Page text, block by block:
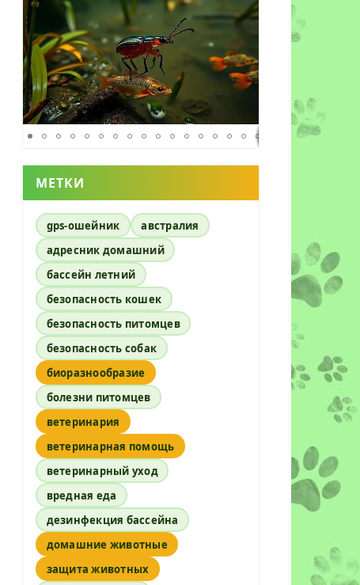
МЕТКИ
gps-ошейник
австралия
адресник домашний
бассейн летний
безопасность кошек
безопасность питомцев
безопасность собак
биоразнообразие
болезни питомцев
ветеринария
ветеринарная помощь
ветеринарный уход
вредная еда
дезинфекция бассейна
домашние животные
защита животных